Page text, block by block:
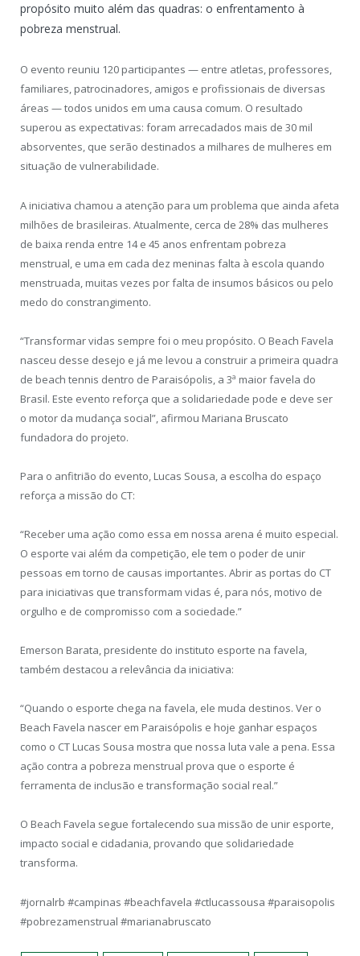
propósito muito além das quadras: o enfrentamento à
pobreza menstrual.
O evento reuniu 120 participantes — entre atletas, professores,
familiares, patrocinadores, amigos e profissionais de diversas
áreas — todos unidos em uma causa comum. O resultado
superou as expectativas: foram arrecadados mais de 30 mil
absorventes, que serão destinados a milhares de mulheres em
situação de vulnerabilidade.
A iniciativa chamou a atenção para um problema que ainda afeta
milhões de brasileiras. Atualmente, cerca de 28% das mulheres
de baixa renda entre 14 e 45 anos enfrentam pobreza
menstrual, e uma em cada dez meninas falta à escola quando
menstruada, muitas vezes por falta de insumos básicos ou pelo
medo do constrangimento.
“Transformar vidas sempre foi o meu propósito. O Beach Favela
nasceu desse desejo e já me levou a construir a primeira quadra
de beach tennis dentro de Paraisópolis, a 3ª maior favela do
Brasil. Este evento reforça que a solidariedade pode e deve ser
o motor da mudança social”, afirmou Mariana Bruscato
fundadora do projeto.
Para o anfitrião do evento, Lucas Sousa, a escolha do espaço
reforça a missão do CT:
“Receber uma ação como essa em nossa arena é muito especial.
O esporte vai além da competição, ele tem o poder de unir
pessoas em torno de causas importantes. Abrir as portas do CT
para iniciativas que transformam vidas é, para nós, motivo de
orgulho e de compromisso com a sociedade.”
Emerson Barata, presidente do instituto esporte na favela,
também destacou a relevância da iniciativa:
“Quando o esporte chega na favela, ele muda destinos. Ver o
Beach Favela nascer em Paraisópolis e hoje ganhar espaços
como o CT Lucas Sousa mostra que nossa luta vale a pena. Essa
ação contra a pobreza menstrual prova que o esporte é
ferramenta de inclusão e transformação social real.”
O Beach Favela segue fortalecendo sua missão de unir esporte,
impacto social e cidadania, provando que solidariedade
transforma.
#jornalrb #campinas #beachfavela #ctlucassousa #paraisopolis
#pobrezamenstrual #marianabruscato